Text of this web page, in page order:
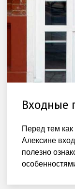
Входные
Перед тем как
Алексине
полезно